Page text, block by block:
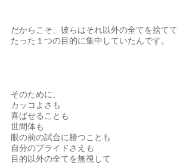
だからこそ、彼らはそれ以外の全てを捨てて
たった１つの目的に集中していたんです。
そのために、
カッコよさも
喜ばせることも
世間体も
眼の前の試合に勝つことも
自分のプライドさえも
目的以外の全てを無視して